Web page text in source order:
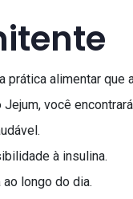
prática alimentar
você
à insulina.
longo do dia.